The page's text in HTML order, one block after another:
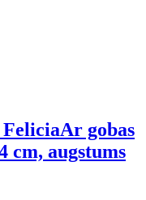
Ar gobas
cm, augstums